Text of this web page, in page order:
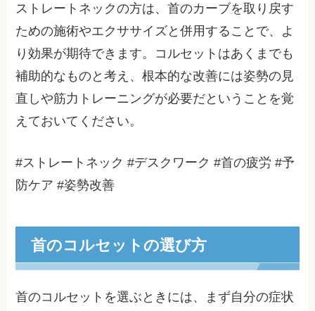
ストレートネックの方は、首のカーブを取り戻す
ための施術やエクササイズと併用することで、よ
り効果が期待できます。コルセットはあくまでも
補助的なものと考え、根本的な改善には姿勢の見
直しや筋力トレーニングが必要だということを覚
えておいてください。
#ストレートネック #デスクワーク #首の疲労 #予
防ケア #姿勢改善
首のコルセットの選び方
首のコルセットを選ぶときには、まず自分の症状